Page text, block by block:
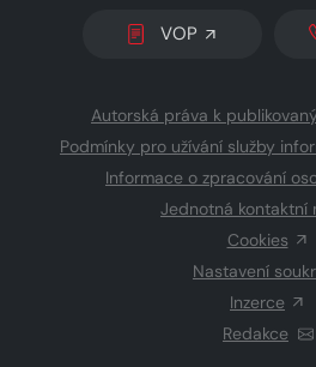
VOP
Autorská práva k
Podmínky pro užívání služby
Informace o zpracování
Jednotná kontaktní
Cookies
Nastavení
Inzerce
Redakce